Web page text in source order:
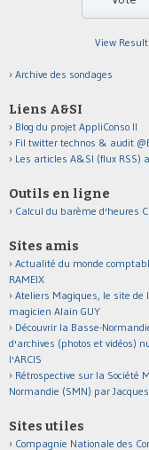
View
Archive des sondages
Liens A&SI
Blog du projet AppliConso II
Fil twitter technos & audit
Les articles A&SI (flux RSS)
Outils en ligne
Calcul du barème d'heures
Sites amis
Actualité du monde
RAMEIX
Ateliers Magiques, le site
magicien Alain GUY
Découvrir la Basse-
d'archives (photos et vidéos)
l'ARCIS
Rétrospective sur la Société
Normandie (SMN) par
Sites utiles
Compagnie Nationale des